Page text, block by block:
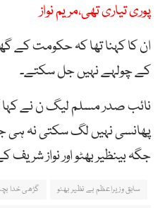
پوری تیاری تھی،مریم نواز
ان کا کہنا تھا کہ حکومتکے
کےچولہےنہیںجلسکتے۔
نائب صدر مسلم لیگ ن نے کہا
پھانسی نہیں لگ سکتی نہ ہی
جگہ بینظیر بھٹو اور نواز شریف
سابق وزیراعظم بے نظیر بھٹو گڑھی خدا